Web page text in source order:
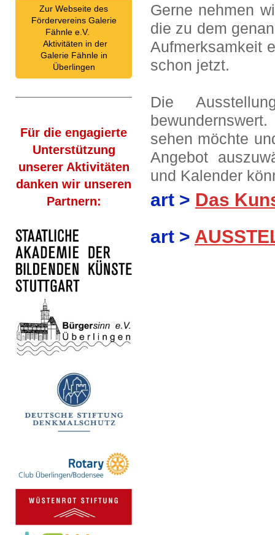
Gerne nehmen
die zu dem
Aufmerksamkeit
schon jetzt.
Die
sehen möchte
Angebot
und Kalender
art > Das
art >
Zur Webseite des
Fördervereins Galerie
Fähnle e.V.
Aktivitäten in der
Galerie Fähnle in
Überlingen
Für die engagierte
Unterstützung
unserer Aktivitäten
danken wir unseren
Partnern: